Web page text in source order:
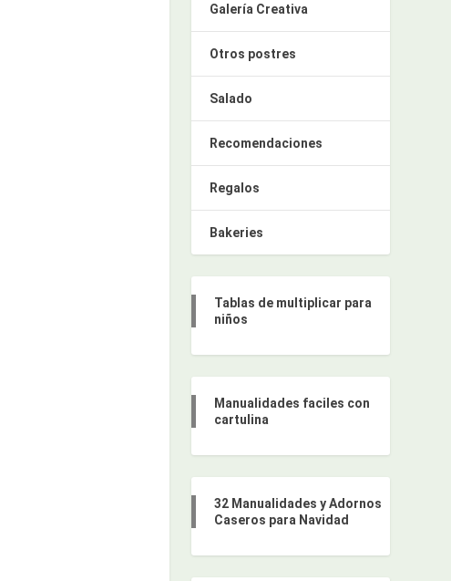
Galería Creativa
Otros postres
Salado
Recomendaciones
Regalos
Bakeries
Tablas de multiplicar para
niños
Manualidades faciles con
cartulina
32 Manualidades y Adornos
Caseros para Navidad